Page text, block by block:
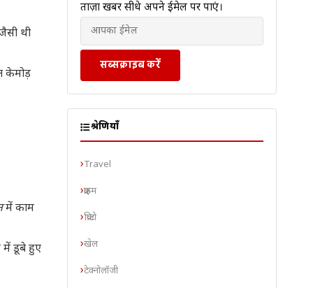
थी
केमोड़
में काम
में डूबे हुए
ताज़ा खबरें सीधे अपने ईमेल पर पाएं।
सब्सक्राइब करें
श्रेणियाँ
Travel
क्राइम
क्रिप्टो
खेल
टेक्नोलॉजी